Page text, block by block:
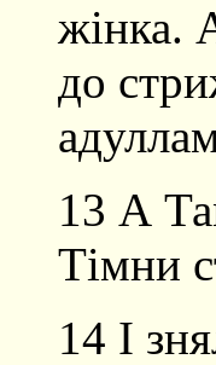
жінка.
до
13 А
Тімни
14 І